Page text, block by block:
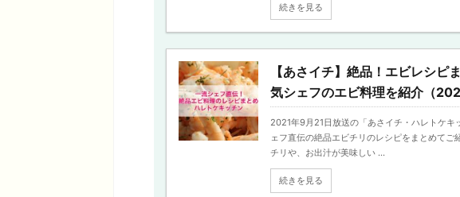
続きを見る
【あさイチ】絶品！エビレシピ
気シェフのエビ料理を紹介（
2021年9月21日放送の「あさイチ・ハレトケ
ェフ直伝の絶品エビチリのレシピをまとめて
チリや、お出汁が美味しい ...
続きを見る